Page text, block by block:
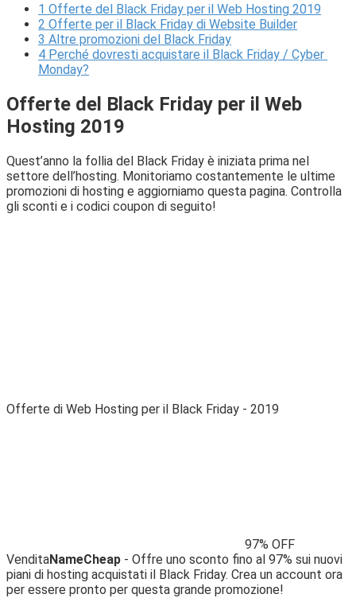
1 Offerte del Black Friday per il Web Hosting 2019
2 Offerte per il Black Friday di Website Builder
3 Altre promozioni del Black Friday
4 Perché dovresti acquistare il Black Friday / Cyber ​​
Monday?
Offerte del Black Friday per il Web
Hosting 2019
Quest’anno la follia del Black Friday è iniziata prima nel
settore dell’hosting. Monitoriamo costantemente le ultime
promozioni di hosting e aggiorniamo questa pagina. Controlla
gli sconti e i codici coupon di seguito!
Offerte di Web Hosting per il Black Friday - 2019
97% OFF
VenditaNameCheap - Offre uno sconto fino al 97% sui nuovi
piani di hosting acquistati il ​​Black Friday. Crea un account ora
per essere pronto per questa grande promozione!